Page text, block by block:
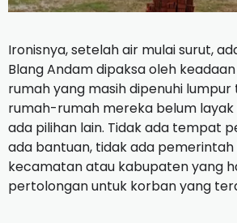
Ironisnya, setelah air mulai surut,
Blang Andam dipaksa oleh
rumah yang masih dipenuhi lumpur
rumah-rumah mereka belum
ada pilihan lain. Tidak ada tempat
ada bantuan, tidak ada pemerintah
kecamatan atau kabupaten yang
pertolongan untuk korban yang